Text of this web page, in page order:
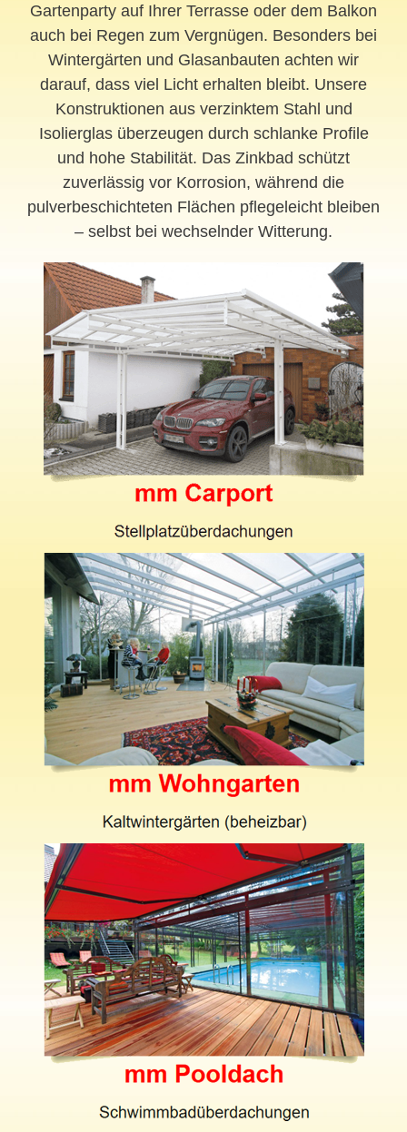
Gartenparty auf Ihrer Terrasse oder dem Balkon
auch bei Regen zum Vergnügen. Besonders bei
Wintergärten und Glasanbauten achten wir
darauf, dass viel Licht erhalten bleibt. Unsere
Konstruktionen aus verzinktem Stahl und
Isolierglas überzeugen durch schlanke Profile
und hohe Stabilität. Das Zinkbad schützt
zuverlässig vor Korrosion, während die
pulverbeschichteten Flächen pflegeleicht bleiben
– selbst bei wechselnder Witterung.